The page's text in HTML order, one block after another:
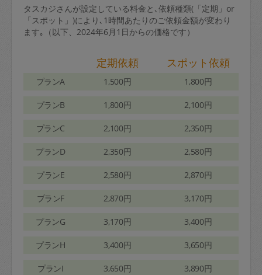
タスカジさんが設定している料金と､依頼種類(「定期」or
「スポット」)により､1時間あたりのご依頼金額が変わり
ます｡（以下、2024年6月1日からの価格です）
定期依頼 スポット依頼
プランA 1,500円 1,800円
プランB 1,800円 2,100円
プランC 2,100円 2,350円
プランD 2,350円 2,580円
プランE 2,580円 2,870円
プランF 2,870円 3,170円
プランG 3,170円 3,400円
プランH 3,400円 3,650円
プランI 3,650円 3,890円